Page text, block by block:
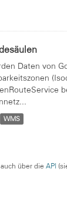
Daten von
WMS
über die API